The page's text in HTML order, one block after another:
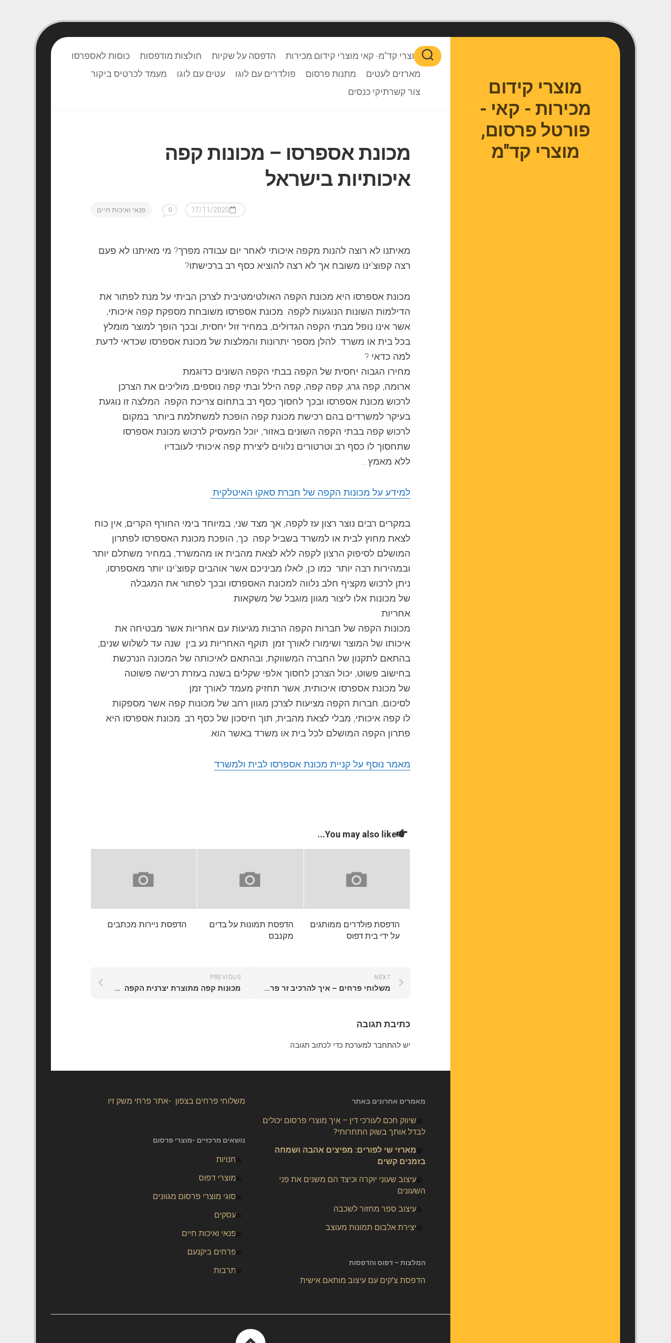
מוצרי קידום
מכירות - קאי -
פורטל פרסום,
מוצרי קד"מ
מוצרי קד"מ- קאי מוצרי קידום מכירות הדפסה על שקיות חולצות מודפסות
כוסות לאספרסו
מארזים לעטים
מתנות פרסום פולדרים עם לוגו עטים עם לוגו
מעמד לכרטיס ביקור
צור קשרתיקי כנסים
מכונת אספרסו – מכונות קפה
איכותיות בישראל
פנאי ואיכות חיים 0 17/11/2020
מאיתנו לא רוצה להנות מקפה איכותי לאחר יום עבודה מפרך? מי מאיתנו לא פעם
רצה קפוצ’ינו משובח אך לא רצה להוציא כסף רב ברכישתו?
מכונת אספרסו היא מכונת הקפה האולטימטיבית לצרכן הביתי על מנת לפתור את
הדילמות השונות הנוגעות לקפה. מכונת אספרסו משובחת מספקת קפה איכותי,
אשר אינו נופל מבתי הקפה הגדולים, במחיר זול יחסית, ובכך הופך למוצר מומלץ
בכל בית או משרד. להלן מספר יתרונות והמלצות של מכונת אספרסו שכדאי לדעת.
למה כדאי ?
מחירו הגבוה יחסית של הקפה בבתי הקפה השונים כדוגמת
ארומה, קפה גרג, קפה קפה, קפה הילל ובתי קפה נוספים, מוליכים את הצרכן
לרכוש מכונת אספרסו ובכך לחסוך כסף רב בתחום צריכת הקפה. המלצה זו נוגעת
בעיקר למשרדים בהם רכישת מכונת קפה הופכת למשתלמת ביותר: במקום
לרכוש קפה בבתי הקפה השונים באזור, יוכל המעסיק לרכוש מכונת אספרסו
שתחסוך לו כסף רב וטרטורים נלווים ליצירת קפה איכותי לעובדיו.
ללא מאמץ…
למידע על מכונות הקפה של חברת סאקו האיטלקית
במקרים רבים נוצר רצון עז לקפה, אך מצד שני, במיוחד בימי החורף הקרים, אין כוח
לצאת מחוץ לבית או למשרד בשביל קפה. כך, הופכת מכונת האספרסו לפתרון
המושלם לסיפוק הרצון לקפה ללא לצאת מהבית או מהמשרד, במחיר משתלם יותר
ובמהירות רבה יותר. כמו כן, לאלו מביניכם אשר אוהבים קפוצ’ינו יותר מאספרסו,
ניתן לרכוש מקציף חלב נלווה למכונת האספרסו ובכך לפתור את המגבלה
של מכונות אלו ליצור מגוון מוגבל של משקאות.
אחריות
מכונות הקפה של חברות הקפה הרבות מגיעות עם אחריות אשר מבטיחה את
איכותו של המוצר ושימורו לאורך זמן. תוקף האחריות נע בין שנה עד לשלוש שנים,
בהתאם לתקנון של החברה המשווקת, ובהתאם לאיכותה של המכונה הנרכשת.
בחישוב פשוט, יכול הצרכן לחסוך אלפי שקלים בשנה בעזרת רכישה פשוטה
של מכונת אספרסו איכותית, אשר תחזיק מעמד לאורך זמן.
לסיכום, חברות הקפה מציעות לצרכן מגוון רחב של מכונות קפה אשר מספקות
לו קפה איכותי, מבלי לצאת מהבית, תוך חיסכון של כסף רב. מכונת אספרסו היא
פתרון הקפה המושלם לכל בית או משרד באשר הוא.
מאמר נוסף על קניית מכונת אספרסו לבית ולמשרד
You may also like...
הדפסת ניירות מכתבים
הדפסת תמונות על בדים
מקנבס
הדפסת פולדרים ממותגים
על ידי בית דפוס
NEXT
משלוחי פרחים – איך להרכיב זר פרחים אידיאלי
PREVIOUS
מכונות קפה מתוצרת יצרנית הקפה – Saeco
כתיבת תגובה
יש להתחבר למערכת כדי לכתוב תגובה.
משלוחי פרחים בצפון -אתר פרחי משק זיו
נושאים מרכזיים -מוצרי פרסום
חנויות
מוצרי דפוס
סוגי מוצרי פרסום מגוונים
עסקים
פנאי ואיכות חיים
פרחים ביקנעם
תרבות
מאמרים אחרונים באתר
שיווק חכם לעורכי דין – איך מוצרי פרסום יכולים
לבדל אותך בשוק התחרותי?
מארזי שי לפורים: מפיצים אהבה ושמחה
בזמנים קשים
עיצוב שעוני יוקרה וכיצד הם משנים את פני
השעונים
עיצוב ספר מחזור לשכבה
יצירת אלבום תמונות מעוצב
המלצות – דפוס והדפסות
הדפסת צ'קים עם עיצוב מותאם אישית